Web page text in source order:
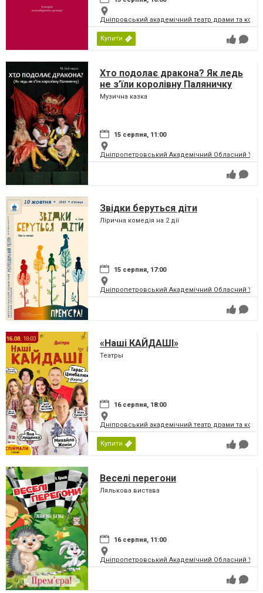
Дніпровський академічний театр драми та
Купити
Хто подолає дракона? Як ледь
не з’їли королівну Паляничку
Музична казка
15 серпня, 11:00
Дніпропетровський Академічний Обласний
Звідки беруться діти
Лірична комедія на 2 дії
15 серпня, 17:00
Дніпропетровський Академічний Обласний
«Наші КАЙДАШІ»
Театры
16 серпня, 18:00
Дніпровський академічний театр драми та
Купити
Веселі перегони
Лялькова вистава
16 серпня, 11:00
Дніпропетровський Академічний Обласний